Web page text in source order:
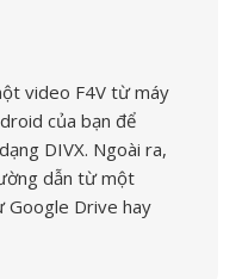
video F4V từ máy
của bạn để
DIVX. Ngoài ra,
dẫn từ một
Google Drive hay